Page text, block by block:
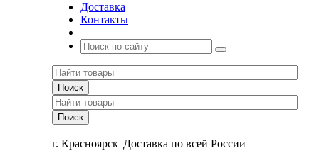
Доставка
Контакты
г. Красноярск |Доставка по всей России